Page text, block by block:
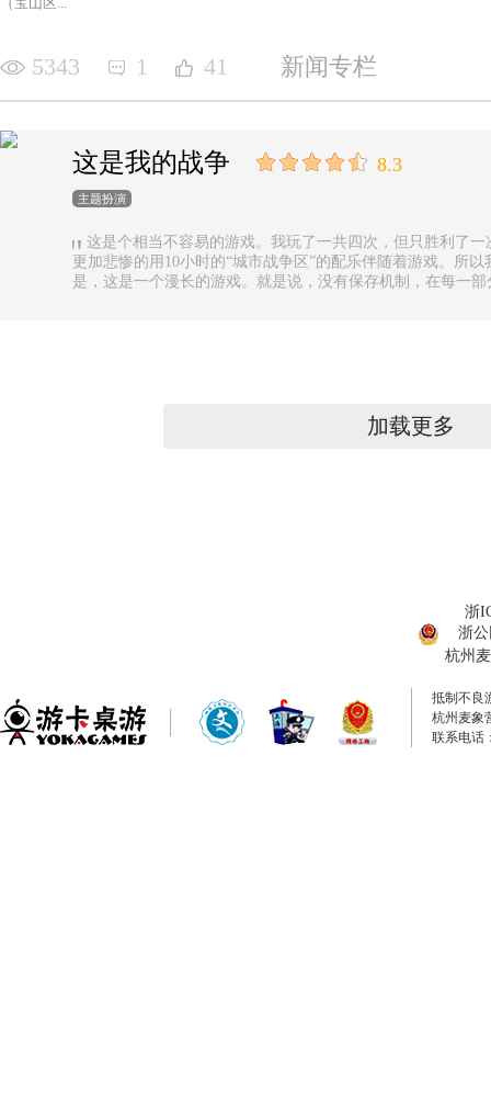
5343 1 41 新闻专栏
这是我的战争 8.3
主题扮演
这是个相当不容易的游戏。我玩了一共四次，但只胜利了
更加悲惨的用10小时的“城市战争区”的配乐伴随着游戏。所
是，这是一个漫长的游戏。就是说，没有保存机制，在每一
加载更多
浙
浙公
杭州
抵制不良
杭州麦象
联系电话